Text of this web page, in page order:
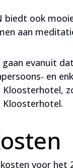
biedt ook
aan
gaan evanuit
en
Kloosterhotel,
Kloosterhotel.
voor het